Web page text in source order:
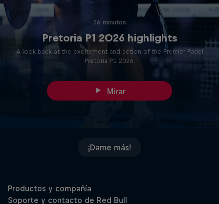
26 minutos
Pretoria P1 2026 highlights
A look back at the excitement and action of the Premier Padel
Pretoria P1 2026.
Mirar
¡Dame más!